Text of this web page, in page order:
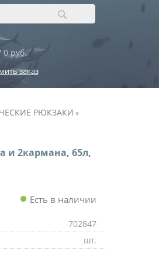
0 руб.
заказ
РЮКЗАКИ »
и 2кармана, 65л,
Есть в наличии
702847
шт.